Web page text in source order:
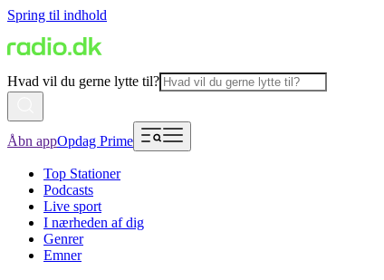
Spring til indhold
Hvad vil du gerne lytte til?
Åbn appOpdag Prime
Top Stationer
Podcasts
Live sport
I nærheden af dig
Genrer
Emner